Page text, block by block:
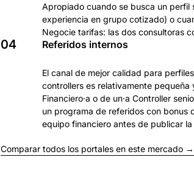
Apropiado cuando se busca un perfil
experiencia en grupo cotizado) o
Negocie tarifas: las dos consultoras
04 Referidos internos
El canal de mejor calidad para
controllers es relativamente pequeña
Financiero·a o de un·a Controller
un programa de referidos con bonus
equipo financiero antes de publicar
Comparar todos los portales en este mercado →